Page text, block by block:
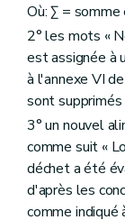
Où: Σ =
2° les mots «
est assignée à
à l'annexe VI
sont supprimés
3° un nouvel
comme suit «
déchet a été
d'après les
comme